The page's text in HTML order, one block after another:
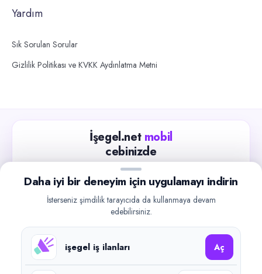
Yardım
Sık Sorulan Sorular
Gizlilik Politikası ve KVKK Aydınlatma Metni
İşegel.net mobil
cebinizde
Güncel iş ilanlarını takip edin, işverenlerle hızlıca
iletişime geçin.
Google Play
Daha iyi bir deneyim için uygulamayı indirin
İsterseniz şimdilik tarayıcıda da kullanmaya devam
edebilirsiniz.
işegel iş ilanları Aç